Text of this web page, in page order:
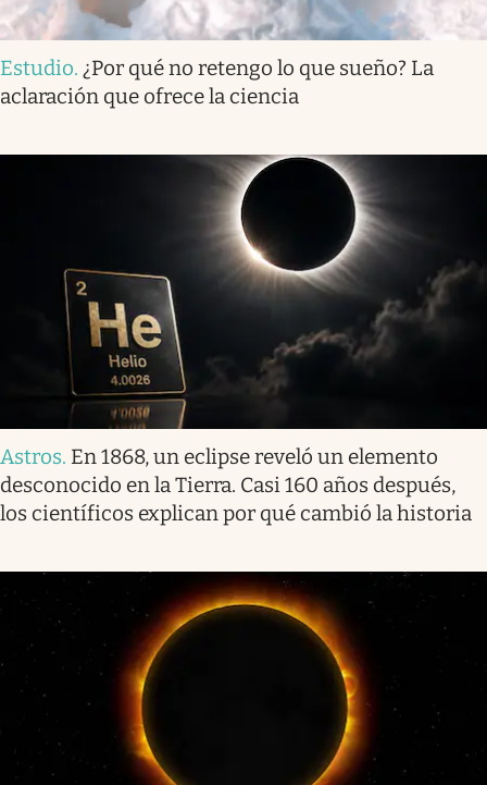
Estudio. ¿Por qué no retengo lo que sueño? La
aclaración que ofrece la ciencia
Astros. En 1868, un eclipse reveló un elemento
desconocido en la Tierra. Casi 160 años después,
los científicos explican por qué cambió la historia